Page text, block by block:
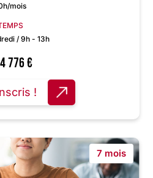
mois
/ 9h - 13h
4 776€
!
7 mois